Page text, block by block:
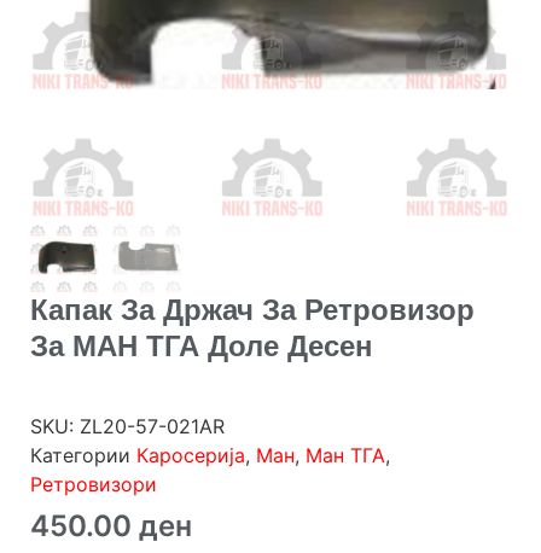
Капак За Држач За Ретровизор
За МАН ТГА Доле Десен
SKU: ZL20-57-021AR
Категории Каросерија, Ман, Ман ТГА,
Ретровизори
450.00 ден